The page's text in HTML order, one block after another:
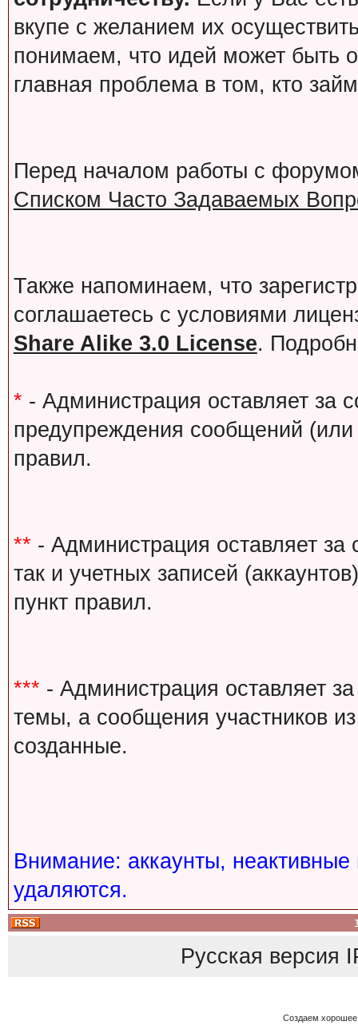
вкупе с желанием их
понимаем, что идей может быть
главная проблема в том, кто
Перед началом работы с
Списком Часто Задаваемых
Также напоминаем, что
соглашаетесь с условиями
Share Alike 3.0 License.
* - Администрация оставляет за
предупреждения сообщений
правил.
** - Администрация оставляет
так и учетных записей
пункт правил.
*** - Администрация оставляет
темы, а сообщения участников
созданные.
Внимание: аккаунты,
удаляются.
Русская версия
Создаем